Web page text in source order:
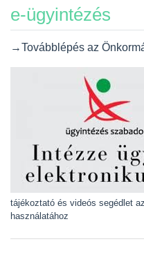
e-ügyintézés
→Továbblépés az
tájékoztató és videós segédlet
használatához